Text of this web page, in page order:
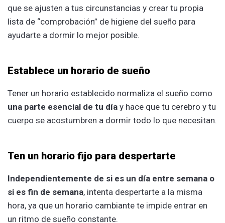
que se ajusten a tus circunstancias y crear tu propia
lista de “comprobación” de higiene del sueño para
ayudarte a dormir lo mejor posible.
Establece un horario de sueño
Tener un horario establecido normaliza el sueño como
una parte esencial de tu día y hace que tu cerebro y tu
cuerpo se acostumbren a dormir todo lo que necesitan.
Ten un horario fijo para despertarte
Independientemente de si es un día entre semana o
si es fin de semana, intenta despertarte a la misma
hora, ya que un horario cambiante te impide entrar en
un ritmo de sueño constante.